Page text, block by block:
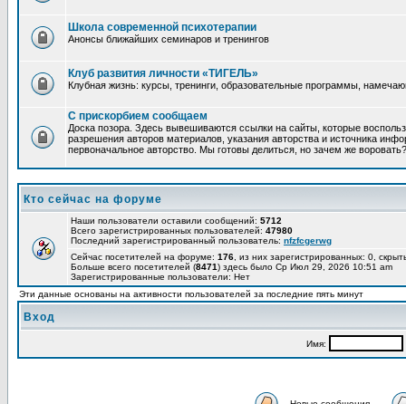
Школа современной психотерапии
Анонсы ближайших семинаров и тренингов
Клуб развития личности «ТИГЕЛЬ»
Клубная жизнь: курсы, тренинги, образовательные программы,
С прискорбием сообщаем
Доска позора. Здесь вывешиваются ссылки на сайты, которые
разрешения авторов материалов, указания авторства и источника
первоначальное авторство. Мы готовы делиться, но зачем же воровать?
Кто сейчас на форуме
Наши пользователи оставили сообщений: 5712
Всего зарегистрированных пользователей: 47980
Последний зарегистрированный пользователь: nfzfcgerwg
Сейчас посетителей на форуме: 176 , из них зарегистрированных: 0,
Больше всего посетителей (8471) здесь было Ср Июл 29, 2026 10:51 am
Зарегистрированные пользователи: Нет
Эти данные основаны на активности пользователей за последние пять минут
Вход
Имя: